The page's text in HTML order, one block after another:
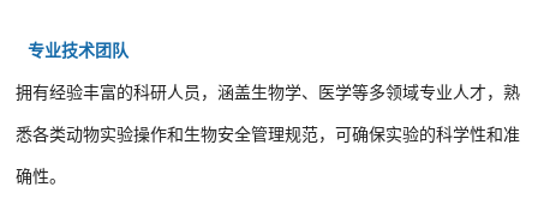
专业技术团队
拥有经验丰富的科研人员，涵盖生物学、医学等多领域专业人才，熟
悉各类动物实验操作和生物安全管理规范，可确保实验的科学性和准
确性。